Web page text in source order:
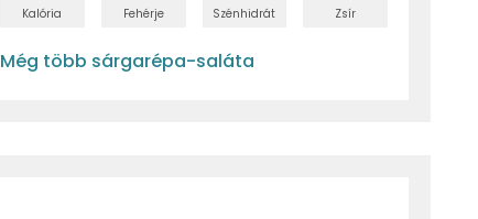
Kalória Fehérje Szénhidrát Zsír
Még több sárgarépa-saláta